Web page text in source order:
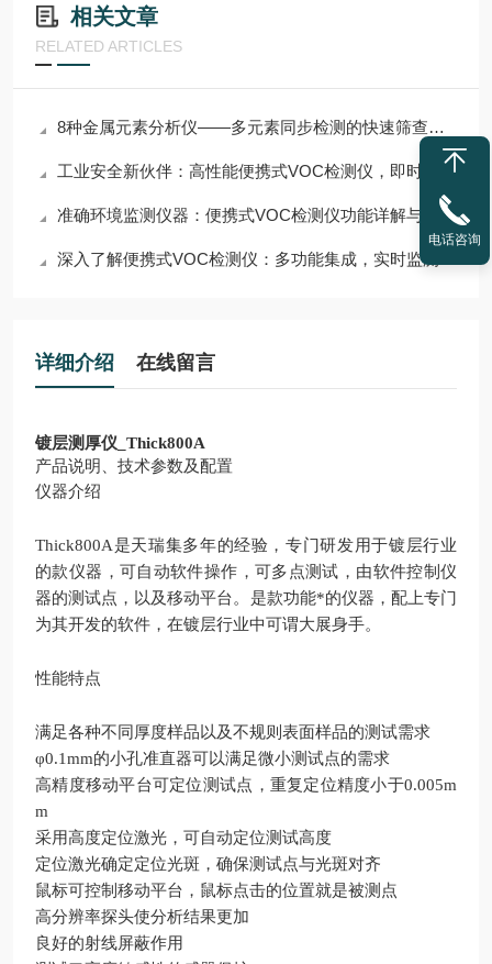
相关文章
RELATED ARTICLES
8种金属元素分析仪——多元素同步检测的快速筛查工具
工业安全新伙伴：高性能便携式VOC检测仪，即时预警危险气体
准确环境监测仪器：便携式VOC检测仪功能详解与应用场景
深入了解便携式VOC检测仪：多功能集成，实时监测与数据分析，助力环保监测与工业安全
详细介绍 在线留言
镀层测厚仪_Thick800A
产品说明、技术参数及配置
仪器介绍
Thick800A是天瑞集多年的经验，专门研发用于镀层行业
的款仪器，可自动软件操作，可多点测试，由软件控制仪
器的测试点，以及移动平台。是款功能*的仪器，配上专门
为其开发的软件，在镀层行业中可谓大展身手。
性能特点
满足各种不同厚度样品以及不规则表面样品的测试需求
φ0.1mm的小孔准直器可以满足微小测试点的需求
高精度移动平台可定位测试点，重复定位精度小于0.005m
m
采用高度定位激光，可自动定位测试高度
定位激光确定定位光斑，确保测试点与光斑对齐
鼠标可控制移动平台，鼠标点击的位置就是被测点
高分辨率探头使分析结果更加
良好的射线屏蔽作用
电话咨询